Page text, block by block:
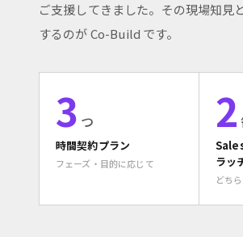
ご支援してきました。その現場知見
するのが Co-Build です。
3 つ
時間契約プラン
フェーズ・目的に応じて
2
ラッ
どち